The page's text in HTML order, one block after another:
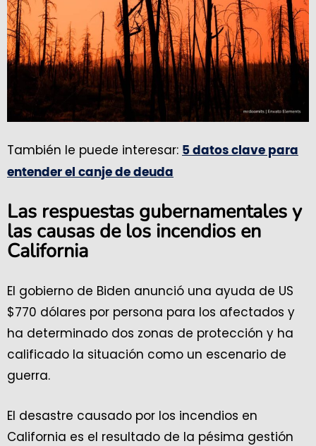
También le puede interesar: 5 datos clave para
entender el canje de deuda
Las respuestas gubernamentales y
las causas de los incendios en
California
El gobierno de Biden anunció una ayuda de US
$770 dólares por persona para los afectados y
ha determinado dos zonas de protección y ha
calificado la situación como un escenario de
guerra.
El desastre causado por los incendios en
California es el resultado de la pésima gestión